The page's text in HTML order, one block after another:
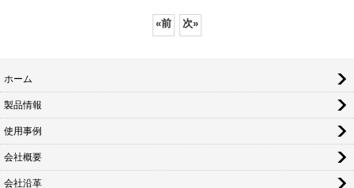
«前 次»
ホーム
製品情報
使用事例
会社概要
会社沿革